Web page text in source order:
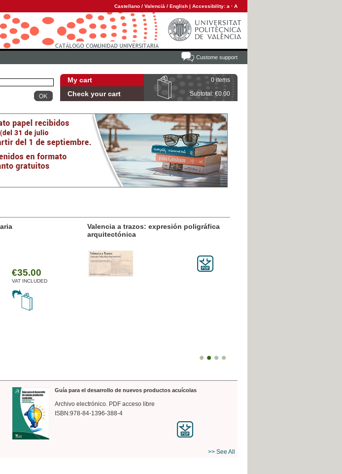
Castellano / Valencià / English | Accessibility: a · A
Custome support
My cart 0 items
Check your cart Subtotal: €0.00
Valencia a trazos: expresión poligráfica
arquitectónica
Guía para el desarrollo de nuevos productos acuícolas
Archivo electrónico. PDF acceso libre
ISBN:978-84-1396-388-4
>> See All